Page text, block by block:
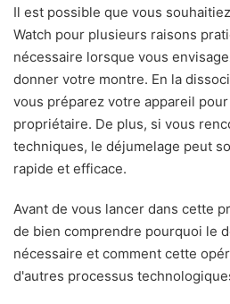
Il est possible que vous
Watch pour plusieurs raisons
nécessaire lorsque vous
donner votre montre. En la
vous préparez votre appareil
propriétaire. De plus, si vous
techniques, le déjumelage peut
rapide et efficace.
Avant de vous lancer dans cette
de bien comprendre pourquoi le
nécessaire et comment cette
d'autres processus